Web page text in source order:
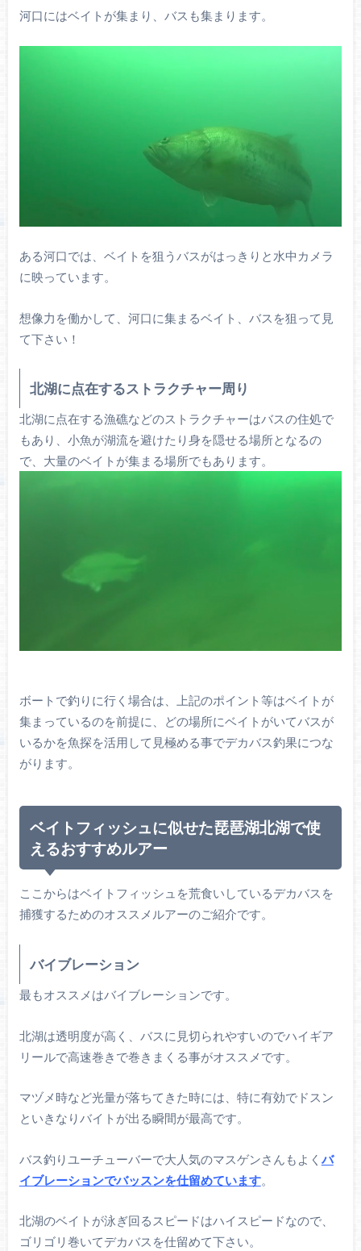
河口にはベイトが集まり、バスも集まります。
ある河口では、ベイトを狙うバスがはっきりと水中カメラ
に映っています。
想像力を働かして、河口に集まるベイト、バスを狙って見
て下さい！
北湖に点在するストラクチャー周り
北湖に点在する漁礁などのストラクチャーはバスの住処で
もあり、小魚が湖流を避けたり身を隠せる場所となるの
で、大量のベイトが集まる場所でもあります。
ボートで釣りに行く場合は、上記のポイント等はベイトが
集まっているのを前提に、どの場所にベイトがいてバスが
いるかを魚探を活用して見極める事でデカバス釣果につな
がります。
ベイトフィッシュに似せた琵琶湖北湖で使
えるおすすめルアー
ここからはベイトフィッシュを荒食いしているデカバスを
捕獲するためのオススメルアーのご紹介です。
バイブレーション
最もオススメはバイブレーションです。
北湖は透明度が高く、バスに見切られやすいのでハイギア
リールで高速巻きで巻きまくる事がオススメです。
マヅメ時など光量が落ちてきた時には、特に有効でドスン
といきなりバイトが出る瞬間が最高です。
バス釣りユーチューバーで大人気のマスゲンさんもよく バ
イブレーションでバッスンを仕留めています。
北湖のベイトが泳ぎ回るスピードはハイスピードなので、
ゴリゴリ巻いてデカバスを仕留めて下さい。